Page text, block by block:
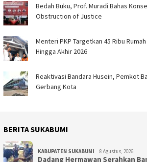
Bedah Buku, Prof. Muradi Bahas
Obstruction of Justice
Menteri PKP Targetkan 45 Ribu
Hingga Akhir 2026
Reaktivasi Bandara Husein, Pemkot
Gerbang Kota
BERITA SUKABUMI
KABUPATEN SUKABUMI 8 Agustus, 2026
Dadang Hermawan Serahkan